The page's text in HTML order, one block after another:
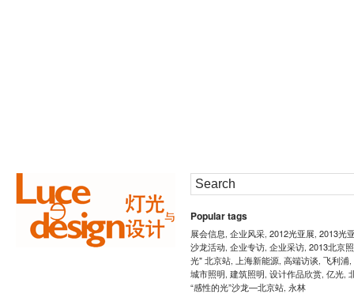
Popular tags
展会信息, 企业风采, 2012光亚展, 2013光
沙龙活动, 企业专访, 企业采访, 2013北京
光" 北京站, 上海新能源, 高端访谈, 飞利浦,
城市照明, 建筑照明, 设计作品欣赏, 亿光,
“感性的光”沙龙—北京站, 永林